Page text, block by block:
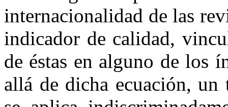
internacionalidad de las
indicador de calidad,
de éstas en alguno de los
allá de dicha ecuación, un